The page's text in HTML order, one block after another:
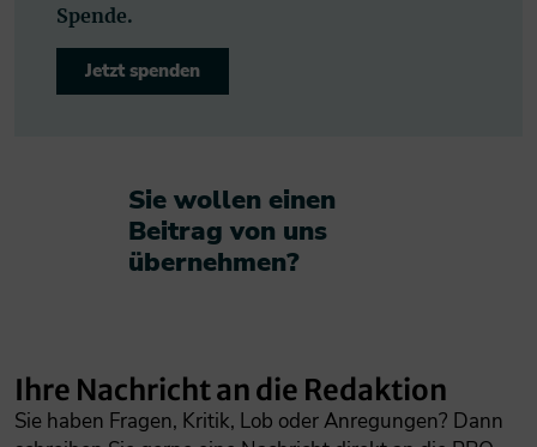
Spende.
Jetzt spenden
Sie wollen einen
Beitrag von uns
übernehmen?​
Ihre Nachricht an die Redaktion
Sie haben Fragen, Kritik, Lob oder Anregungen? Dann